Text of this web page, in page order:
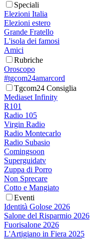
Speciali
Elezioni Italia
Elezioni estero
Grande Fratello
L'isola dei famosi
Amici
Rubriche
Oroscopo
#tgcom24amarcord
Tgcom24 Consiglia
Mediaset Infinity
R101
Radio 105
Virgin Radio
Radio Montecarlo
Radio Subasio
Comingsoon
Superguidatv
Zuppa di Porro
Non Sprecare
Cotto e Mangiato
Eventi
Identità Golose 2026
Salone del Risparmio 2026
Fuorisalone 2026
L'Artigiano in Fiera 2025